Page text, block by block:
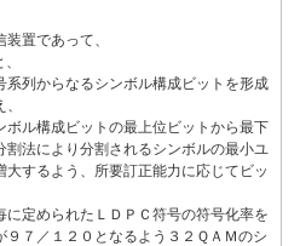
置であって、
系列からなるシンボル構成ビットを形成
ボル構成ビットの最上位ビットから最下
法により分割されるシンボルの最小ユ
するよう、所要訂正能力に応じてビッ
定められたＬＤＰＣ符号の符号化率を
７／１２０となるよう３２ＱＡＭのシ